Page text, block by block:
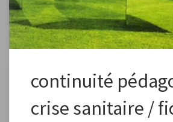
continuité
crise sanitaire /